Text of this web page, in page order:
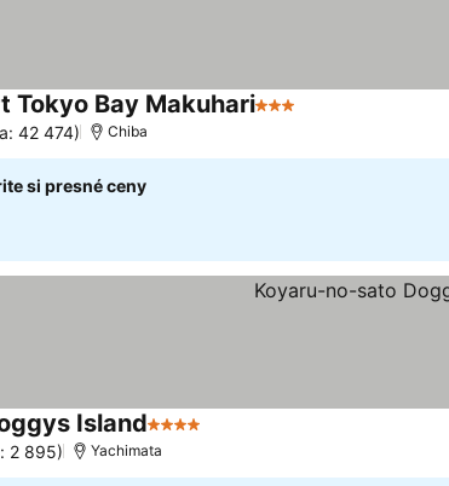
Tokyo Bay Makuhari3 Počet hviezdičiek
42 474) Chiba
si presné ceny
Island4 Počet hviezdičiek
2 895) Yachimata